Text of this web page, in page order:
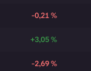
-0,21 %
+3,05 %
-2,69 %